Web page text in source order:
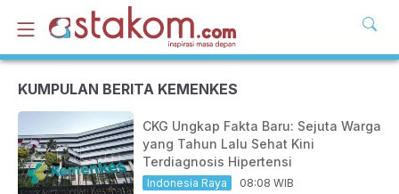
KUMPULAN BERITA KEMENKES
CKG Ungkap Fakta Baru: Sejuta Warga
yang Tahun Lalu Sehat Kini
Terdiagnosis Hipertensi
Indonesia Raya 08:08 WIB